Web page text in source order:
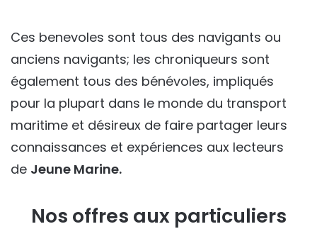
Ces benevoles sont tous des navigants ou
anciens navigants; les chroniqueurs sont
également tous des bénévoles, impliqués
pour la plupart dans le monde du transport
maritime et désireux de faire partager leurs
connaissances et expériences aux lecteurs
de Jeune Marine.
Nos offres aux particuliers